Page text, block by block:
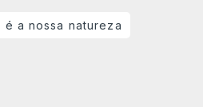
a nossa natureza